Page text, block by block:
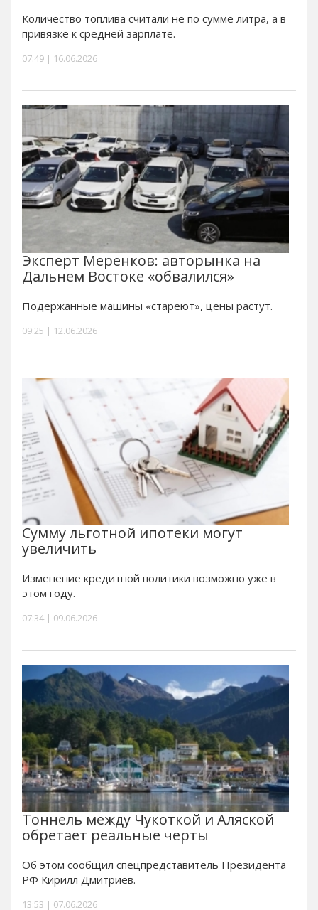
Количество топлива считали не по сумме литра, а в
привязке к средней зарплате.
07:49 | 16.06.2026
Эксперт Меренков: авторынка на
Дальнем Востоке «обвалился»
Подержанные машины «стареют», цены растут.
09:25 | 12.06.2026
Сумму льготной ипотеки могут
увеличить
Изменение кредитной политики возможно уже в
этом году.
07:34 | 09.06.2026
Тоннель между Чукоткой и Аляской
обретает реальные черты
Об этом сообщил спецпредставитель Президента
РФ Кирилл Дмитриев.
13:53 | 07.06.2026